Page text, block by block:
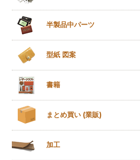
半製品中パーツ
型紙 図案
書籍
まとめ買い (業販)
加工